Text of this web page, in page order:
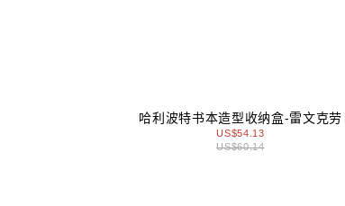
哈利波特书本造型收纳盒-雷文克劳
US$54.13
US$60.14